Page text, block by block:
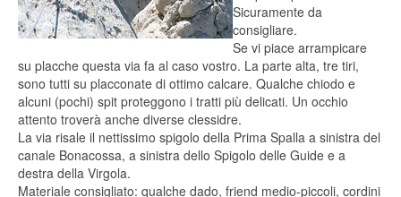
Sicuramente da
consigliare.
Se vi piace arrampicare
su placche questa via fa al caso vostro. La parte alta, tre tiri,
sono tutti su placconate di ottimo calcare. Qualche chiodo e
alcuni (pochi) spit proteggono i tratti più delicati. Un occhio
attento troverà anche diverse clessidre.
La via risale il nettissimo spigolo della Prima Spalla a sinistra del
canale Bonacossa, a sinistra dello Spigolo delle Guide e a
destra della Virgola.
Materiale consigliato: qualche dado, friend medio-piccoli, cordini